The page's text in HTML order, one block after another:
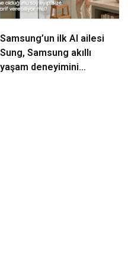
Samsung’un ilk AI ailesi
Sung, Samsung akıllı
yaşam deneyimini